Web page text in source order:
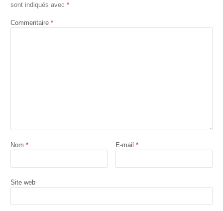
sont indiqués avec *
Commentaire *
Nom * E-mail*
Site web